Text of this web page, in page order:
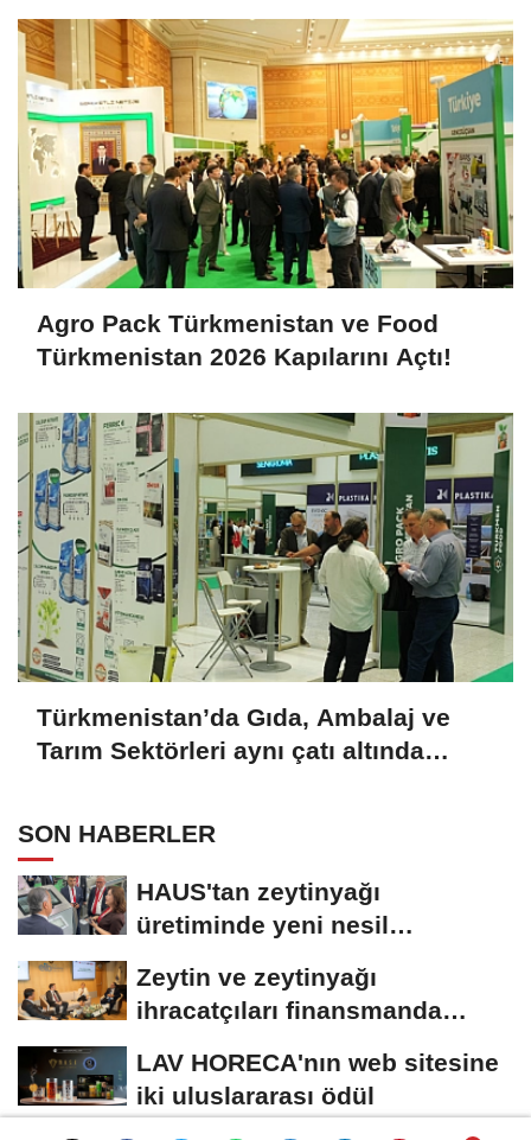
Agro Pack Türkmenistan ve Food
Türkmenistan 2026 Kapılarını Açtı!
Türkmenistan’da Gıda, Ambalaj ve
Tarım Sektörleri aynı çatı altında
SON HABERLER
HAUS'tan zeytinyağı
üretiminde yeni nesil
Zeytin ve zeytinyağı
ihracatçıları finansmanda
LAV HORECA'nın web sitesine
iki uluslararası ödül